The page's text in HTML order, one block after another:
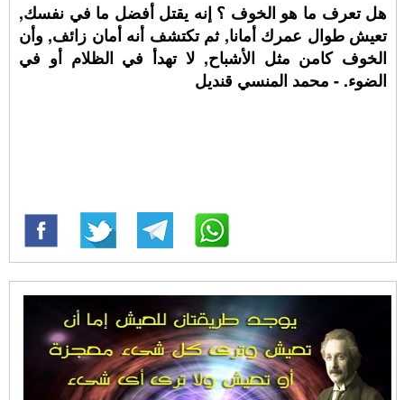
هل تعرف ما هو الخوف ؟ إنه يقتل أفضل ما في نفسك,
تعيش طوال عمرك أمانا, ثم تكتشف أنه أمان زائف, وأن
الخوف كامن مثل الأشباح, لا تهدأ في الظلام أو في
الضوء. - محمد المنسي قنديل